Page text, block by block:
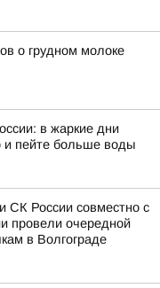
о грудном молоке
в жаркие дни
и пейте больше воды
СК России совместно с
провели очередной
в Волгограде